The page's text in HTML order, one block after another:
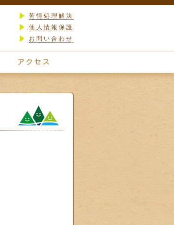
苦情処理解決
個人情報保護
お問い合わせ